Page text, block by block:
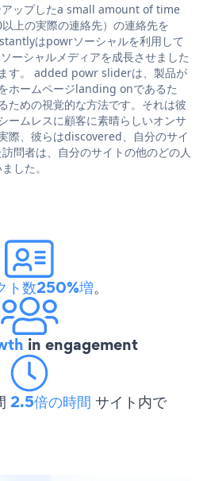
アップしたa small amount of time
上の実際の連絡先）の連絡先を
はpowrソーシャルを利用して
ーシャルメディアを成長させました
す。 added powr sliderは、製品が
ホームページlanding onであるた
ための視覚的な方法です。それは彼
ームレスに顧客に素晴らしいオンサ
際、彼らはdiscovered、自分のサイ
問者は、自分のサイトの他のどの人
した。
ト数250%増。
in engagement
2.5倍の時間 サイト内で